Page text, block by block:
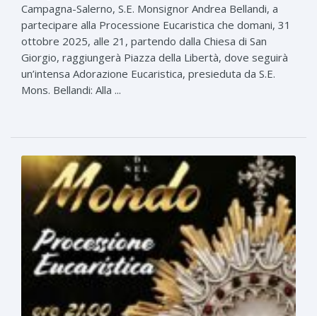
Campagna-Salerno, S.E. Monsignor Andrea Bellandi, a
partecipare alla Processione Eucaristica che domani, 31
ottobre 2025, alle 21, partendo dalla Chiesa di San
Giorgio, raggiungerà Piazza della Libertà, dove seguirà
un’intensa Adorazione Eucaristica, presieduta da S.E.
Mons. Bellandi: ​Alla ...